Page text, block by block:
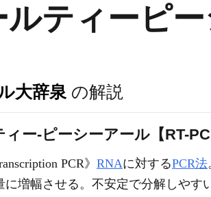
ルティーピ
大辞泉 の解説
ィー‐ピーシーアール【RT-
PCR》 RNAに対するPCR法
に増幅させる。不安定で分解しやす